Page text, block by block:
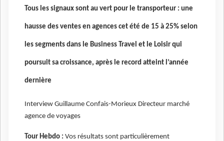
Tous les signaux sont au vert pour le transporteur : une
hausse des ventes en agences cet été de 15 à 25% selon
les segments dans le Business Travel et le Loisir qui
poursuit sa croissance, après le record atteint l’année
dernière
Interview Guillaume Confais-Morieux Directeur marché
agence de voyages
Tour Hebdo : Vos résultats sont particulièrement